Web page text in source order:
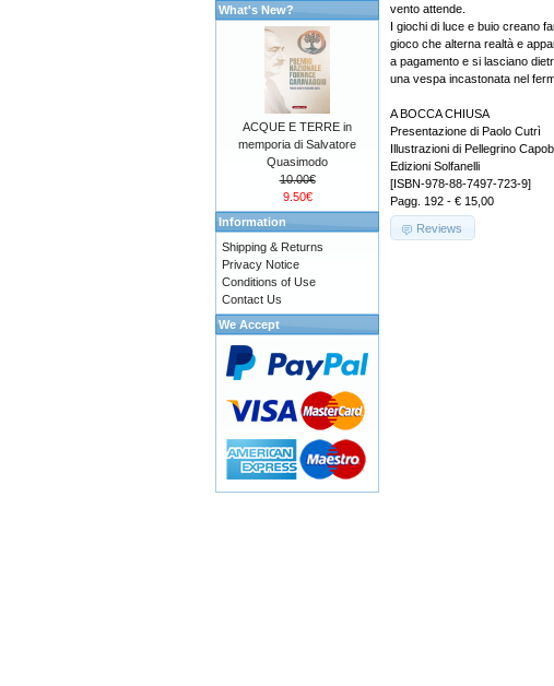
vento attende.
I giochi di luce e buio creano
gioco che alterna realtà e
a pagamento e si lasciano
una vespa incastonata nel
A BOCCA CHIUSA
Presentazione di Paolo Cutrì
Illustrazioni di Pellegrino
Edizioni Solfanelli
[ISBN-978-88-7497-723-9]
Pagg. 192 - € 15,00
Reviews
What's New?
ACQUE E TERRE in
memporia di Salvatore
Quasimodo
10.00€
9.50€
Information
Shipping & Returns
Privacy Notice
Conditions of Use
Contact Us
We Accept